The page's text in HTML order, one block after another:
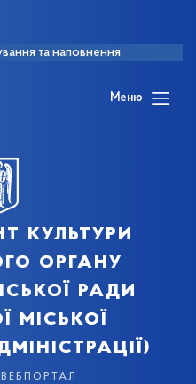
та наповнення
Меню
культури
органу
ради
міської